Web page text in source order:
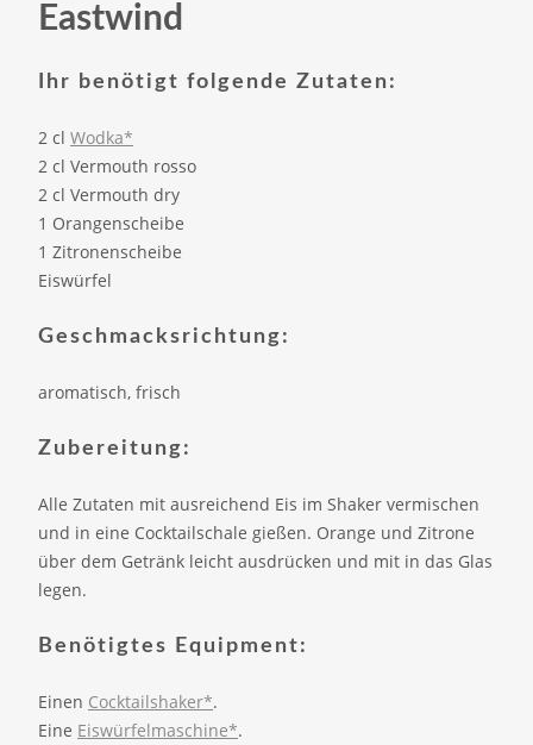
Eastwind
Ihr benötigt folgende Zutaten:
2 cl Wodka*
2 cl Vermouth rosso
2 cl Vermouth dry
1 Orangenscheibe
1 Zitronenscheibe
Eiswürfel
Geschmacksrichtung:
aromatisch, frisch
Zubereitung:
Alle Zutaten mit ausreichend Eis im Shaker vermischen
und in eine Cocktailschale gießen. Orange und Zitrone
über dem Getränk leicht ausdrücken und mit in das Glas
legen.
Benötigtes Equipment:
Einen Cocktailshaker*.
Eine Eiswürfelmaschine*.